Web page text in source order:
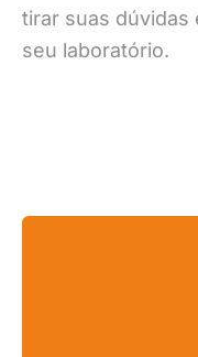
tirar suas dúvidas
seu laboratório.